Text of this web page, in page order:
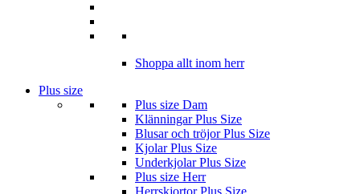
Shoppa allt inom herr
Plus size
Plus size Dam
Klänningar Plus Size
Blusar och tröjor Plus Size
Kjolar Plus Size
Underkjolar Plus Size
Plus size Herr
Herrskjortor Plus Size